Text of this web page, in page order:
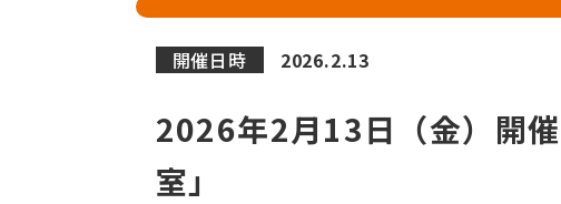
開催日時 2026.2.13
2026年2月13日（金）開
室」